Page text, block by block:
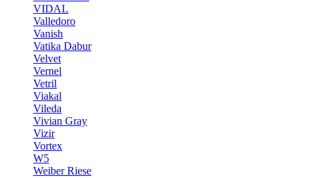
VIDAL
Valledoro
Vanish
Vatika Dabur
Velvet
Vernel
Vetril
Viakal
Vileda
Vivian Gray
Vizir
Vortex
W5
Weiber Riese